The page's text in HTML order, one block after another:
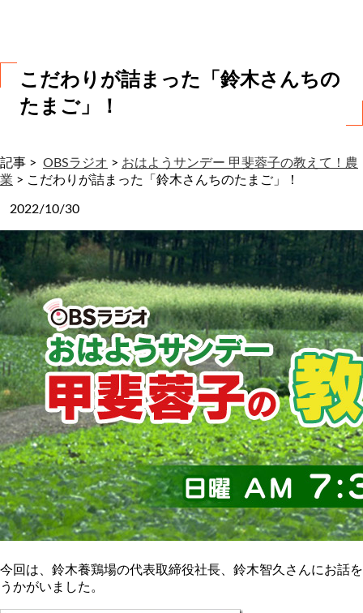
こだわりが詰まった「鈴木さんちの
たまご」！
記事 > OBSラジオ > おはようサンデー 甲斐蓉子の教えて！農
業 > こだわりが詰まった「鈴木さんちのたまご」！
2022/10/30
今回は、鈴木養鶏場の代表取締役社長、鈴木智久さんにお話を
うかがいました。